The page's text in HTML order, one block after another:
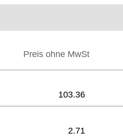
Preis ohne MwSt
103.36
2.71